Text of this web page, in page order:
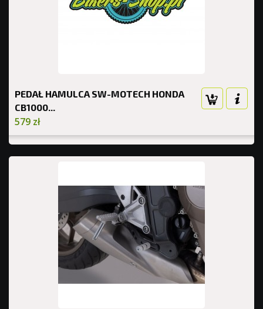
PEDAŁ HAMULCA SW-MOTECH HONDA
CB1000...
579 zł